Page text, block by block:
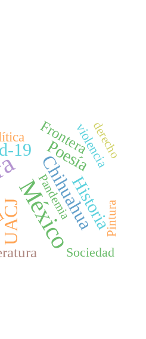
México
UACJ Chihuahua
Historia
19 Poesía
Frontera
Sociedad
violencia
derecho
Pandemia Pintura